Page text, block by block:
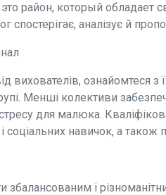
район, который обладает
спостерігає, аналізує й
вихователів, ознайомтеся з
Менші колективи
для малюка.
соціальних навичок, а
збалансованим і